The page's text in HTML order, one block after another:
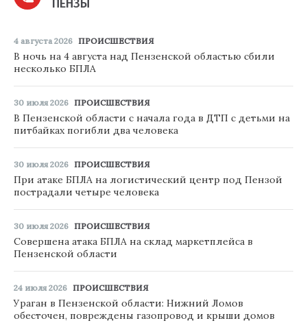
ПЕНЗЫ
4 августа 2026 ПРОИСШЕСТВИЯ
В ночь на 4 августа над Пензенской областью сбили
несколько БПЛА
30 июля 2026 ПРОИСШЕСТВИЯ
В Пензенской области с начала года в ДТП с детьми на
питбайках погибли два человека
30 июля 2026 ПРОИСШЕСТВИЯ
При атаке БПЛА на логистический центр под Пензой
пострадали четыре человека
30 июля 2026 ПРОИСШЕСТВИЯ
Совершена атака БПЛА на склад маркетплейса в
Пензенской области
24 июля 2026 ПРОИСШЕСТВИЯ
Ураган в Пензенской области: Нижний Ломов
обесточен, повреждены газопровод и крыши домов